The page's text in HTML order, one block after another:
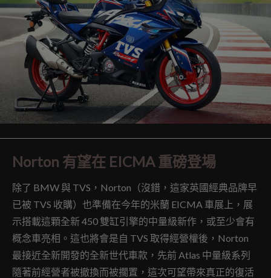
Norton 有望在 EICMA 重磅登場
除了 BMW 與 TVS，Norton（沒錯，這家英國經典品牌早
已被 TVS 收購）也準備在今年的米蘭 EICMA 車展上，展
示搭載這顆全新 450 雙缸引擎的中量級新作，或至少會有
概念車亮相。這也將會是自 TVS 取得經營權後，Norton
最接近全新開發的全新世代車款，先前 Atlas 中量級系列
隨著前經營者被撤換而被擱置，這次可望帶來真正的復活